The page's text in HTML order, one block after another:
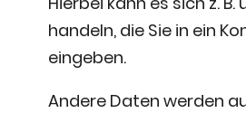
handeln, die Sie in ein
eingeben.
Andere Daten werden